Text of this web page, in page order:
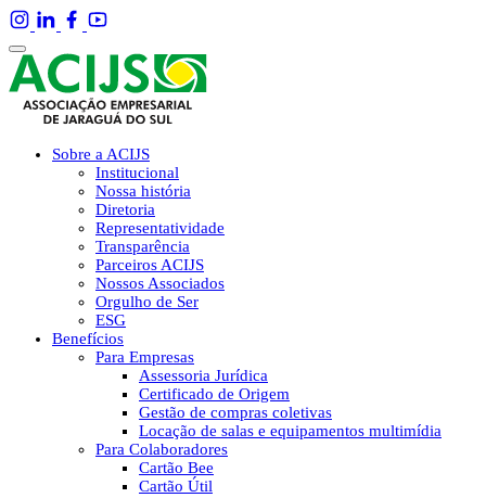
Sobre a ACIJS
Institucional
Nossa história
Diretoria
Representatividade
Transparência
Parceiros ACIJS
Nossos Associados
Orgulho de Ser
ESG
Benefícios
Para Empresas
Assessoria Jurídica
Certificado de Origem
Gestão de compras coletivas
Locação de salas e equipamentos multimídia
Para Colaboradores
Cartão Bee
Cartão Útil